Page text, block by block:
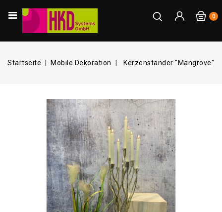
0
Startseite Mobile Dekoration Kerzenständer "Mangrove"